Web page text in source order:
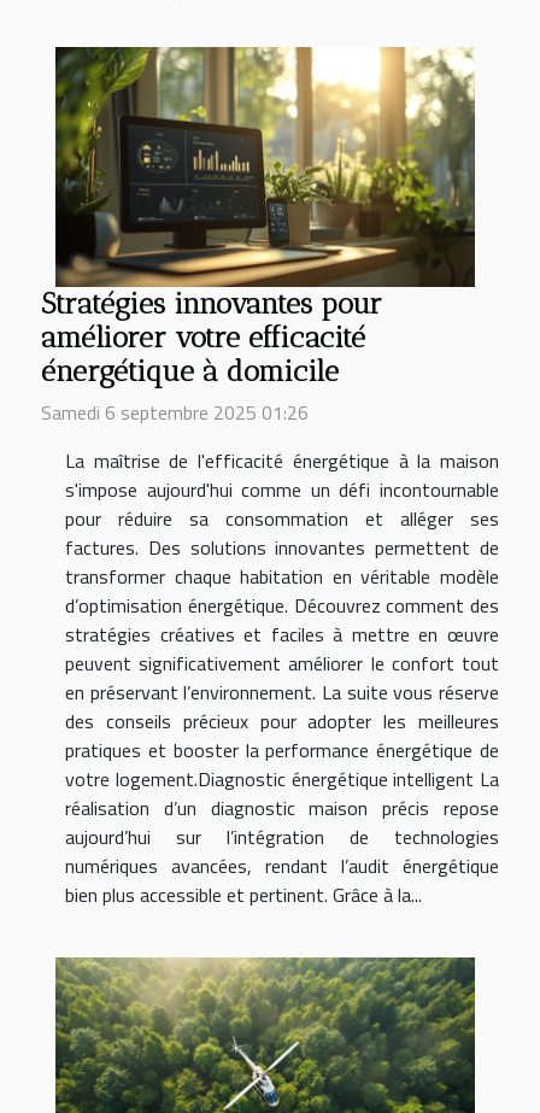
Stratégies innovantes pour
améliorer votre efficacité
énergétique à domicile
Samedi 6 septembre 2025 01:26
La maîtrise de l'efficacité énergétique à la maison
s'impose aujourd'hui comme un défi incontournable
pour réduire sa consommation et alléger ses
factures. Des solutions innovantes permettent de
transformer chaque habitation en véritable modèle
d’optimisation énergétique. Découvrez comment des
stratégies créatives et faciles à mettre en œuvre
peuvent significativement améliorer le confort tout
en préservant l’environnement. La suite vous réserve
des conseils précieux pour adopter les meilleures
pratiques et booster la performance énergétique de
votre logement.Diagnostic énergétique intelligent La
réalisation d’un diagnostic maison précis repose
aujourd’hui sur l’intégration de technologies
numériques avancées, rendant l’audit énergétique
bien plus accessible et pertinent. Grâce à la...